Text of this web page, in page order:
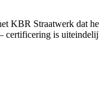
KBR Straatwerk dat
certificering is